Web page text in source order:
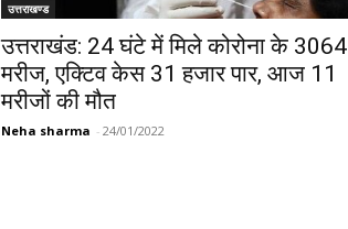
उत्तराखण्ड
उत्तराखंड: 24 घंटे में मिले कोरोना के 3064
मरीज, एक्टिव केस 31 हजार पार, आज 11
मरीजों की मौत
Neha sharma - 24/01/2022